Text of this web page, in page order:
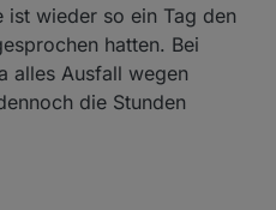
ist wieder so ein Tag den
hatten. Bei
alles Ausfall wegen
die Stunden